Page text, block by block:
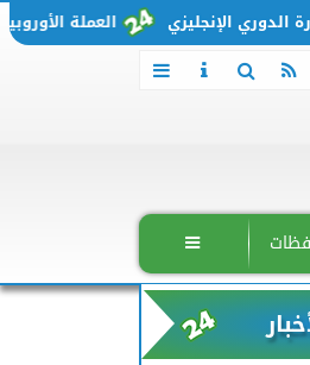
العملة الأوروبية تتحرك من الإنجليزي
